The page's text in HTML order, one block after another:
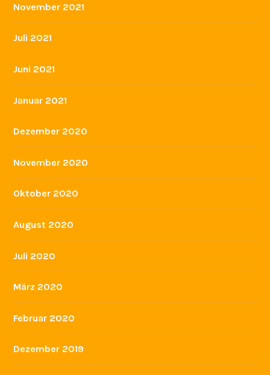
August 2020
Juli 2020
März 2020
Februar 2020
Dezember 2019
November 2019
Oktober 2019
August 2019
Juli 2019
Juni 2019
Mai 2019
März 2019